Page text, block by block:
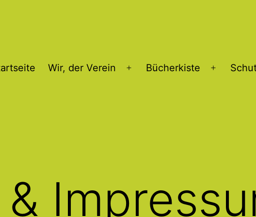
Wir, der Verein
Menü
Bücherkiste
Menü